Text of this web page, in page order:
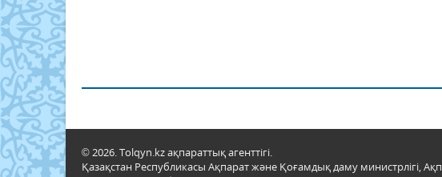
© 2026. Tolqyn.kz ақпараттық агенттігі.
Қазақстан Республикасы Ақпарат және Қоғамдық даму министрлігі,